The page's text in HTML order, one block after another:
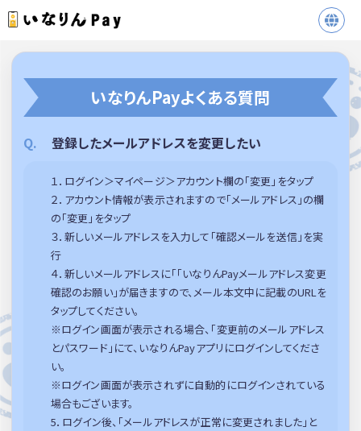
いなりんPayよくある質問
登録したメールアドレスを変更したい
１．ログイン＞マイページ＞アカウント欄の「変更」をタップ
２．アカウント情報が表示されますので「メールアドレス」の欄
の「変更」をタップ
３．新しいメールアドレスを入力して「確認メールを送信」を実
行
４．新しいメールアドレスに「「いなりんPayメールアドレス変更
確認のお願い」が届きますので、メール本文中に記載のURLを
タップしてください。
※ログイン画面が表示される場合、「変更前のメールアドレス
とパスワード」にて、いなりんPayアプリにログインしてくださ
い。
※ログイン画面が表示されずに自動的にログインされている
場合もございます。
5．ログイン後、「メールアドレスが正常に変更されました」と